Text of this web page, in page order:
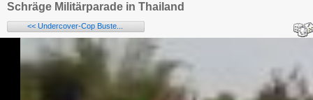
Schräge Militärparade in Thailand
<< Undercover-Cop Buste...